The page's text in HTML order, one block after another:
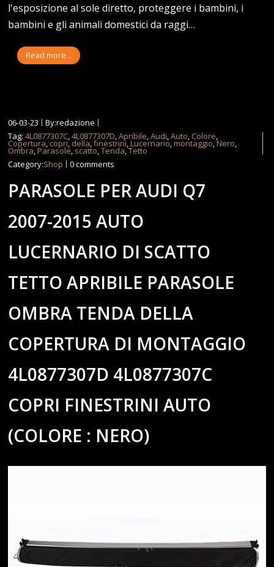
l'esposizione al sole diretto, proteggere i bambini, i
bambini e gli animali domestici da raggi…
Read more...
06-03-23
By:redazione
Tag:4L0877307C ,4L0877307D ,Apribile ,Audi ,Auto Colore
Copertura copri, della ,finestrini ,Lucernario ,montaggio ,Nero
Ombra ,Parasole scatto ,Tenda ,Tetto
Category:Shop 0 comments
PARASOLE PER AUDI Q7
2007-2015 AUTO
LUCERNARIO DI SCATTO
TETTO APRIBILE PARASOLE
OMBRA TENDA DELLA
COPERTURA DI MONTAGGIO
4L0877307D 4L0877307C
COPRI FINESTRINI AUTO
(COLORE : NERO)